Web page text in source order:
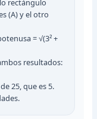
rectángulo
(A) y el otro
= √(3² +
resultados:
25, que es 5.